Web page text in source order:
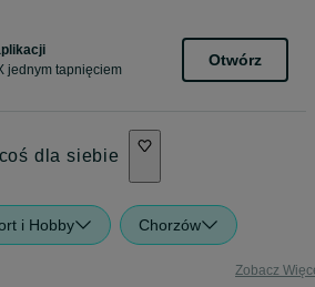
jednym tapnięciem
Otwórz
dla siebie
i Hobby Chorzów
Zobacz